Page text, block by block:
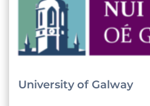
University of Galway